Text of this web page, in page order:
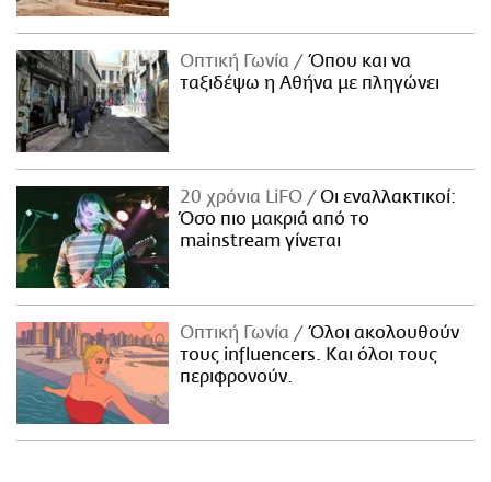
Οπτική Γωνία
Όπου και να
ταξιδέψω η Αθήνα με πληγώνει
20 χρόνια LiFO
Οι εναλλακτικοί:
Όσο πιο μακριά από το
mainstream γίνεται
Οπτική Γωνία
Όλοι ακολουθούν
τους influencers. Και όλοι τους
περιφρονούν.